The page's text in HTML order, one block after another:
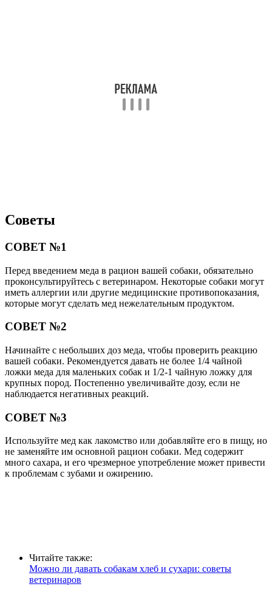
Советы
СОВЕТ №1
Перед введением меда в рацион вашей собаки, обязательно
проконсультируйтесь с ветеринаром. Некоторые собаки могут
иметь аллергии или другие медицинские противопоказания,
которые могут сделать мед нежелательным продуктом.
СОВЕТ №2
Начинайте с небольших доз меда, чтобы проверить реакцию
вашей собаки. Рекомендуется давать не более 1/4 чайной
ложки меда для маленьких собак и 1/2-1 чайную ложку для
крупных пород. Постепенно увеличивайте дозу, если не
наблюдается негативных реакций.
СОВЕТ №3
Используйте мед как лакомство или добавляйте его в пищу, но
не заменяйте им основной рацион собаки. Мед содержит
много сахара, и его чрезмерное употребление может привести
к проблемам с зубами и ожирению.
Читайте также:
Можно ли давать собакам хлеб и сухари: советы
ветеринаров